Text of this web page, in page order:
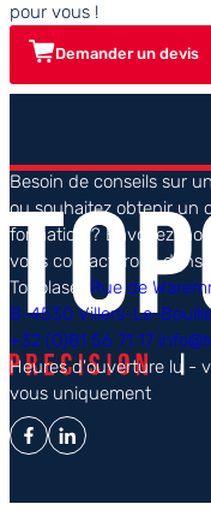
pour vous !
Demander un devis
Besoin de conseils sur
ou souhaitez obtenir un
formation ? Envoyez-
vous contacterons dans
Topolaser
Rue de
B-4530 Villers-Le-
+32 (0)81 56 71 17
Heures d'ouverture lu -
vous uniquement